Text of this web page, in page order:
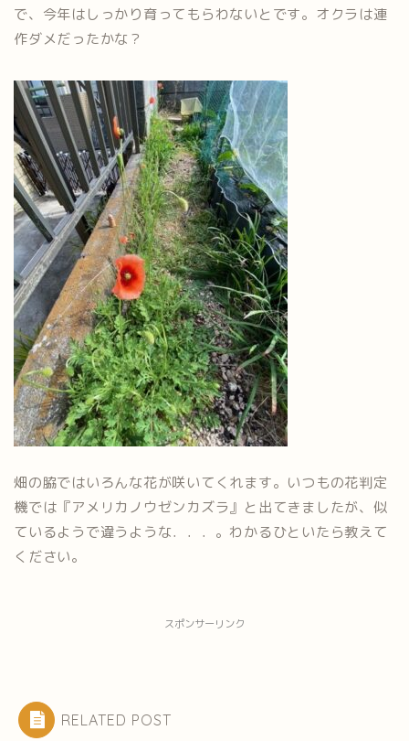
で、今年はしっかり育ってもらわないとです。オクラは連
作ダメだったかな？
畑の脇ではいろんな花が咲いてくれます。いつもの花判定
機では『アメリカノウゼンカズラ』と出てきましたが、似
ているようで違うような．．．。わかるひといたら教えて
ください。
スポンサーリンク
RELATED POST